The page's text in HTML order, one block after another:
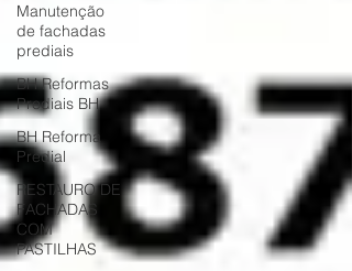
Manutenção
de fachadas
prediais
BH Reformas
Prediais BH
BH Reforma
Predial
RESTAURO DE
FACHADAS
COM
PASTILHAS